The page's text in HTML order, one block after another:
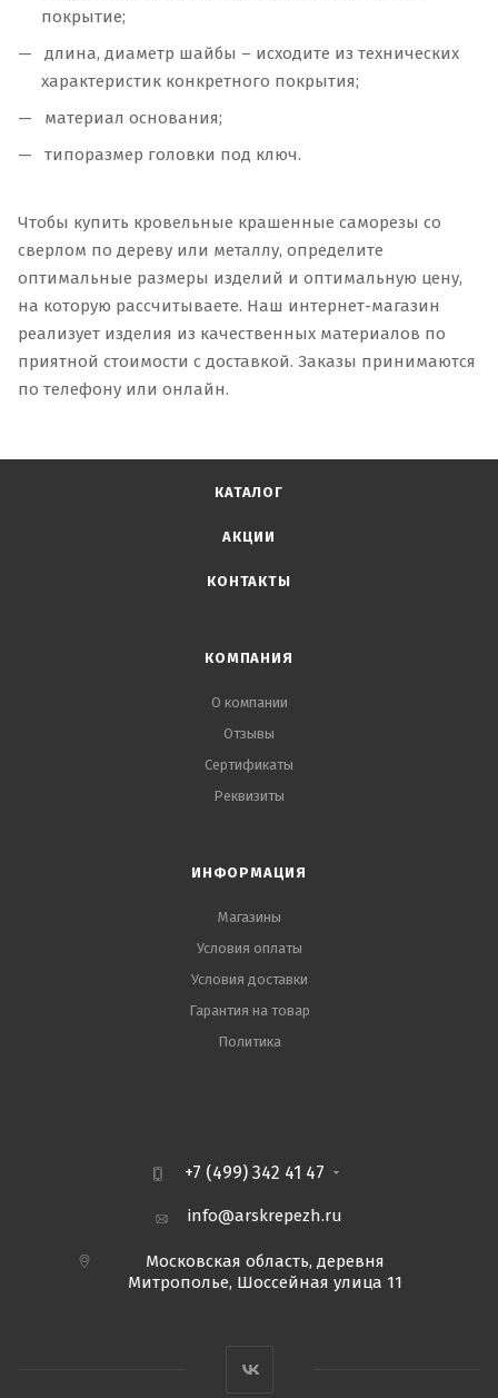
покрытие;
длина, диаметр шайбы – исходите из технических
характеристик конкретного покрытия;
материал основания;
типоразмер головки под ключ.
Чтобы купить кровельные крашенные саморезы со
сверлом по дереву или металлу, определите
оптимальные размеры изделий и оптимальную цену,
на которую рассчитываете. Наш интернет-магазин
реализует изделия из качественных материалов по
приятной стоимости с доставкой. Заказы принимаются
по телефону или онлайн.
КАТАЛОГ
АКЦИИ
КОНТАКТЫ
КОМПАНИЯ
О компании
Отзывы
Сертификаты
Реквизиты
ИНФОРМАЦИЯ
Магазины
Условия оплаты
Условия доставки
Гарантия на товар
Политика
+7 (499) 342 41 47
info@arskrepezh.ru
Московская область, деревня
Митрополье, Шоссейная улица 11